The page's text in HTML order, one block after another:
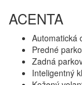
ACENTA
Automatická
Predné
Zadná
Inteligentný